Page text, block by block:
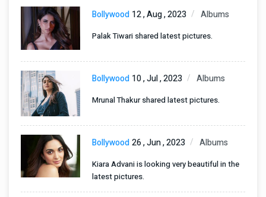
Bollywood 12 , Aug , 2023 Albums
Palak Tiwari shared latest pictures.
Bollywood 10 , Jul , 2023 Albums
Mrunal Thakur shared latest pictures.
Bollywood26 , Jun , 2023 Albums
Kiara Advani is looking very beautiful in the
latest pictures.